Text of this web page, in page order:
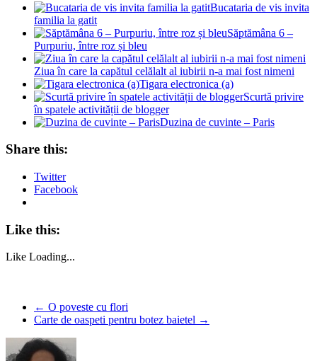
Bucataria de vis invita
familia la gatit
Săptămâna 6 –
Purpuriu, între roz și bleu
Ziua în care la capătul celălalt al iubirii n-a mai fost nimeni
Tigara electronica (a)
Scurtă privire
în spatele activității de blogger
Duzina de cuvinte – Paris
Share this:
Twitter
Facebook
Like this:
Like Loading...
← O poveste cu flori
Carte de oaspeti pentru botez baietel →